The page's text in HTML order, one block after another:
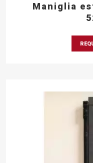
Maniglia